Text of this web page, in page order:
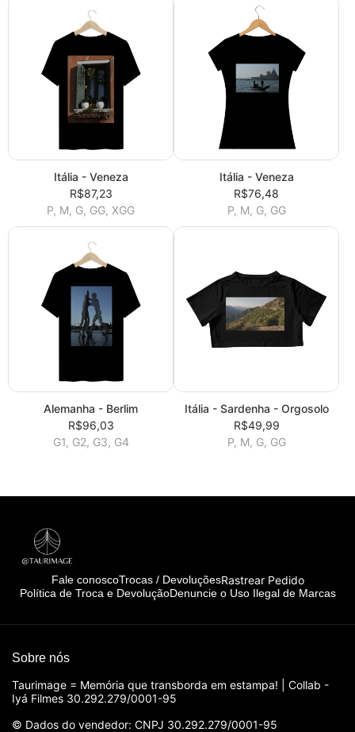
Itália - Veneza
R$87,23
P, M, G, GG, XGG
Itália - Veneza
R$76,48
P, M, G, GG
Alemanha - Berlim
R$96,03
G1, G2, G3, G4
Itália - Sardenha - Orgosolo
R$49,99
P, M, G, GG
Fale conoscoTrocas / DevoluçõesRastrear Pedido
Política de Troca e DevoluçãoDenuncie o Uso Ilegal de Marcas
Sobre nós
Taurimage = Memória que transborda em estampa! | Collab -
Iyá Filmes 30.292.279/0001-95
© Dados do vendedor: CNPJ 30.292.279/0001-95